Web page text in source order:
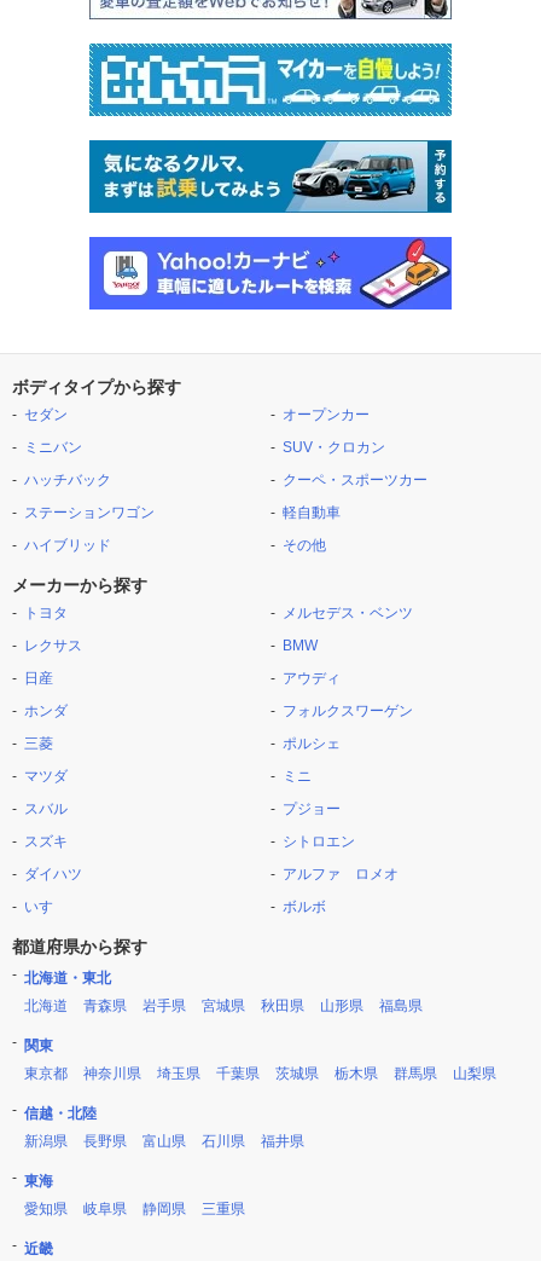
ボディタイプから探す
セダン
ミニバン
ハッチバック
ステーションワゴン
ハイブリッド
オープンカー
SUV・クロカン
クーペ・スポーツカー
軽自動車
その他
メーカーから探す
トヨタ
レクサス
日産
ホンダ
三菱
マツダ
スバル
スズキ
ダイハツ
いすゞ
メルセデス・ベンツ
BMW
アウディ
フォルクスワーゲン
ポルシェ
ミニ
プジョー
シトロエン
アルファ ロメオ
ボルボ
都道府県から探す
北海道・東北
北海道
青森県 岩手県 宮城県 秋田県 山形県 福島県
関東
東京都
神奈川県 埼玉県 千葉県 茨城県 栃木県 群馬県 山梨県
信越・北陸
新潟県
長野県 富山県 石川県 福井県
東海
愛知県
岐阜県 静岡県 三重県
近畿